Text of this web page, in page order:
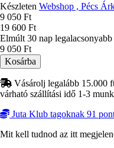
Készleten Webshop , Pécs
Ár
9 050 Ft
19 600 Ft
Elmúlt 30 nap legalacsonyabb
9 050 Ft
Vásárolj legalább 15.000
várható szállítási idő 1-3
Juta Klub tagoknak 91
Mit kell tudnod az itt